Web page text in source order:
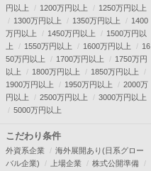
円以上
1200万円以上
1250万円以上
1300万円以上
1350万円以上
1400
万円以上
1450万円以上
1500万円以
上
1550万円以上 1600万円以上
16
50万円以上
1700万円以上
1750万円
以上
1800万円以上
1850万円以上
1900万円以上
1950万円以上
2000万
円以上
2500万円以上
3000万円以上
5000万円以上
こだわり条件
外資系企業
海外展開あり(日系グロー
バル企業)
上場企業
株式公開準備